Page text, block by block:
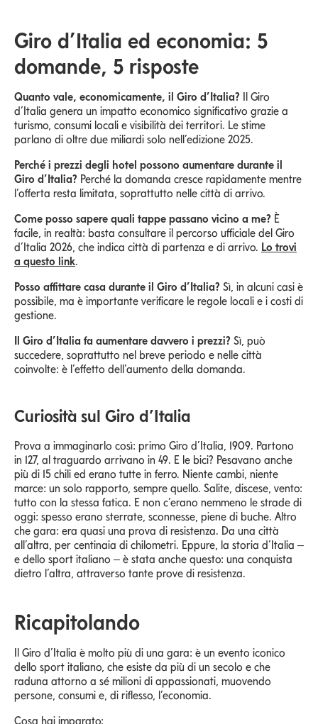
Giro d’Italia ed economia: 5
domande, 5 risposte
Quanto vale, economicamente, il Giro d’Italia? Il Giro
d’Italia genera un impatto economico significativo grazie a
turismo, consumi locali e visibilità dei territori. Le stime
parlano di oltre due miliardi solo nell’edizione 2025.
Perché i prezzi degli hotel possono aumentare durante il
Giro d’Italia? Perché la domanda cresce rapidamente mentre
l’offerta resta limitata, soprattutto nelle città di arrivo.
Come posso sapere quali tappe passano vicino a me? È
facile, in realtà: basta consultare il percorso ufficiale del Giro
d’Italia 2026, che indica città di partenza e di arrivo. Lo trovi
a questo link.
Posso affittare casa durante il Giro d’Italia? Sì, in alcuni casi è
possibile, ma è importante verificare le regole locali e i costi di
gestione.
Il Giro d’Italia fa aumentare davvero i prezzi? Sì, può
succedere, soprattutto nel breve periodo e nelle città
coinvolte: è l’effetto dell’aumento della domanda.
Curiosità sul Giro d’Italia
Prova a immaginarlo così: primo Giro d’Italia, 1909. Partono
in 127, al traguardo arrivano in 49. E le bici? Pesavano anche
più di 15 chili ed erano tutte in ferro. Niente cambi, niente
marce: un solo rapporto, sempre quello. Salite, discese, vento:
tutto con la stessa fatica. E non c’erano nemmeno le strade di
oggi: spesso erano sterrate, sconnesse, piene di buche. Altro
che gara: era quasi una prova di resistenza. Da una città
all’altra, per centinaia di chilometri. Eppure, la storia d’Italia –
e dello sport italiano – è stata anche questo: una conquista
dietro l’altra, attraverso tante prove di resistenza.
Ricapitolando
Il Giro d’Italia è molto più di una gara: è un evento iconico
dello sport italiano, che esiste da più di un secolo e che
raduna attorno a sé milioni di appassionati, muovendo
persone, consumi e, di riflesso, l’economia.
Cosa hai imparato: